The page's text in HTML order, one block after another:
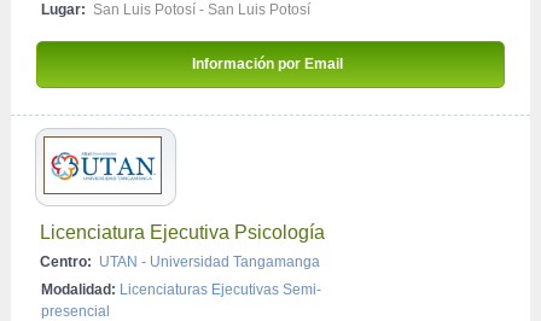
Lugar: San Luis Potosí - San Luis Potosí
Información por Email
Licenciatura Ejecutiva Psicología
Centro: UTAN - Universidad Tangamanga
Modalidad: Licenciaturas Ejecutivas Semi-
presencial